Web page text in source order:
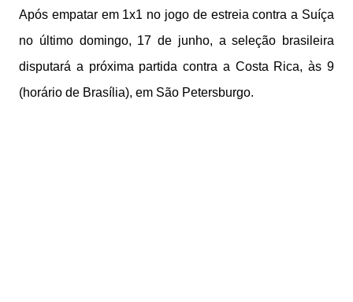
Após empatar em 1x1 no jogo de estreia contra a Suíça
no último domingo, 17 de junho, a seleção brasileira
disputará a próxima partida contra a Costa Rica, às 9
(horário de Brasília), em São Petersburgo.